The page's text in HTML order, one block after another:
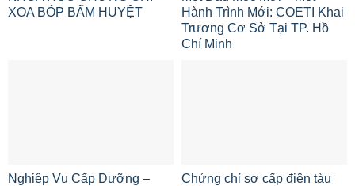
XOA BÓP BẤM HUYỆT
Hành Trình Mới: COETI Khai
Trương Cơ Sở Tại TP. Hồ
Chí Minh
Nghiệp Vụ Cấp Dưỡng –
Chứng chỉ sơ cấp điện tàu